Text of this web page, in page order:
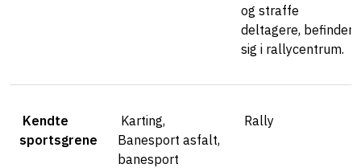
og straffe
deltagere, befinder
sig i rallycentrum.
Kendte
sportsgrene
Karting,
Banesport asfalt,
banesport
Rally